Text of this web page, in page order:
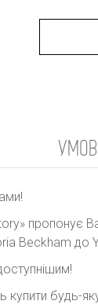
пропонує
Beckham
купити